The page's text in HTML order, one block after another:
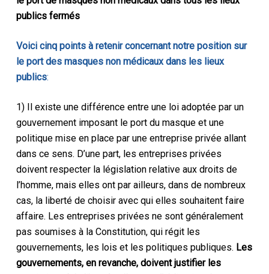
publics fermés
Voici cinq points à retenir concernant notre position sur
le port des masques non médicaux dans les lieux
publics:
1) Il existe une différence entre une loi adoptée par un
gouvernement imposant le port du masque et une
politique mise en place par une entreprise privée allant
dans ce sens. D’une part, les entreprises privées
doivent respecter la législation relative aux droits de
l’homme, mais elles ont par ailleurs, dans de nombreux
cas, la liberté de choisir avec qui elles souhaitent faire
affaire. Les entreprises privées ne sont généralement
pas soumises à la Constitution, qui régit les
gouvernements, les lois et les politiques publiques. Les
gouvernements, en revanche, doivent justifier les